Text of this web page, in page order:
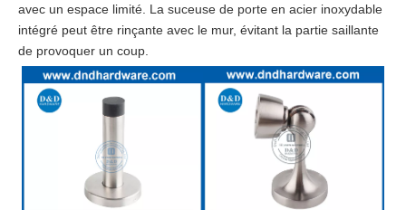
avec un espace limité. La suceuse de porte en acier inoxydable
intégré peut être rinçante avec le mur, évitant la partie saillante
de provoquer un coup.